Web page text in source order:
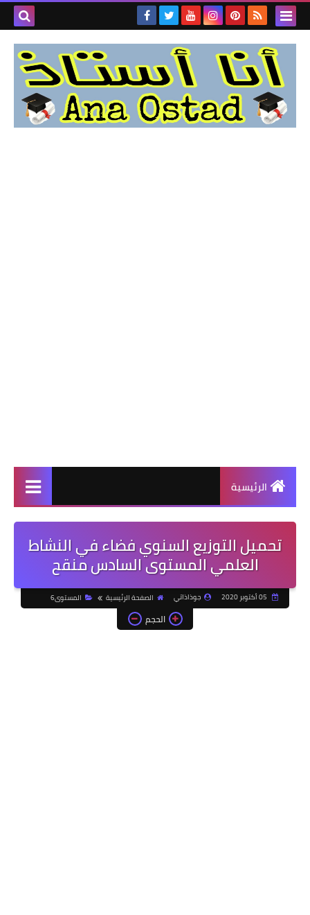
الرئيسية
تحميل التوزيع السنوي فضاء في النشاط
العلمي المستوى السادس منقح
جوذاذاتي الصفحة الرئيسية المستوى6
الحجم